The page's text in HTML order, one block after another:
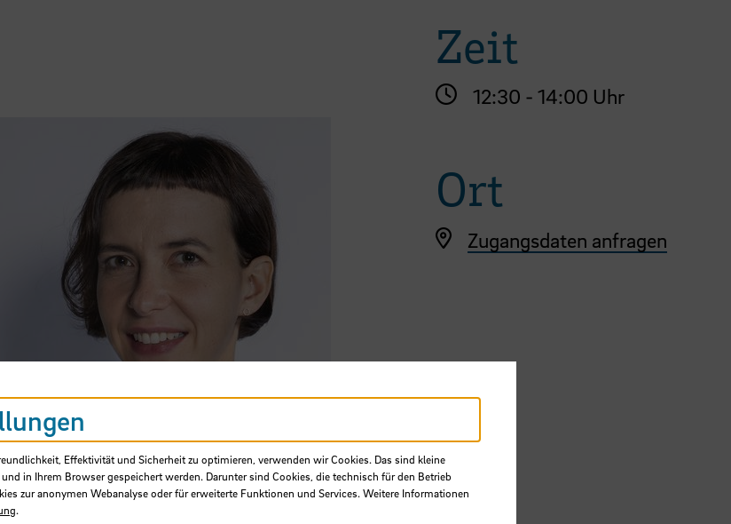
Zeit
12:30 - 14:00 Uhr
Ort
Zugangsdaten anfragen
Effektivität und Sicherheit zu optimieren, verwenden wir Cookies. Das sind kleine
in Ihrem Browser gespeichert werden. Darunter sind Cookies, die technisch für den Betrieb
zur anonymen Webanalyse oder für erweiterte Funktionen und Services. Weitere Informationen
.